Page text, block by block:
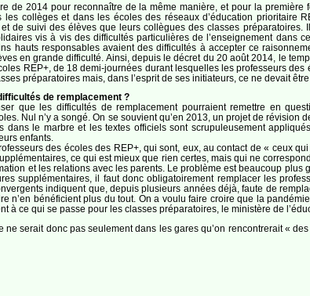
de 2014 pour reconnaître de la même manière, et pour la première
collèges et dans les écoles des réseaux d’éducation prioritaire
de suivi des élèves que leurs collègues des classes
vis à vis des difficultés particulières de l’enseignement dans
hauts responsables avaient des difficultés à accepter ce
en grande difficulté. Ainsi, depuis le décret du 20 août 2014, le
REP+, de 18 demi-journées durant lesquelles les professeurs
préparatoires mais, dans l’esprit de ses initiateurs, ce ne devait être
de remplacement ?
que les difficultés de remplacement pourraient remettre en
Nul n’y a songé. On se souvient qu’en 2013, un projet de révision
dans le marbre et les textes officiels sont scrupuleusement
enfants.
des écoles des REP+, qui sont, eux, au contact de « ceux
ce qui est mieux que rien certes, mais qui ne
et les relations avec les parents. Le problème est beaucoup
supplémentaires, il faut donc obligatoirement remplacer les
indiquent que, depuis plusieurs années déjà, faute de
n’en bénéficient plus du tout. On a voulu faire croire que la
à ce qui se passe pour les classes préparatoires, le ministère de
serait donc pas seulement dans les gares qu’on rencontrerait «